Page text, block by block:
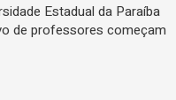
Estadual da Paraíba
de professores começam